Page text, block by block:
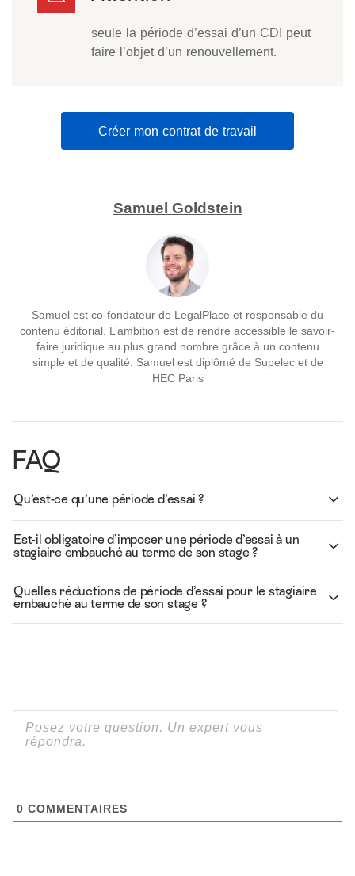
seule la période d’essai d’un CDI peut
faire l’objet d’un renouvellement.
Créer mon contrat de travail
Samuel Goldstein
Samuel est co-fondateur de LegalPlace et responsable du
contenu éditorial. L’ambition est de rendre accessible le savoir-
faire juridique au plus grand nombre grâce à un contenu
simple et de qualité. Samuel est diplômé de Supelec et de
HEC Paris
FAQ
Qu’est-ce qu’une période d’essai ?
Est-il obligatoire d’imposer une période d’essai à un
stagiaire embauché au terme de son stage ?
Quelles réductions de période d’essai pour le stagiaire
embauché au terme de son stage ?
0 COMMENTAIRES